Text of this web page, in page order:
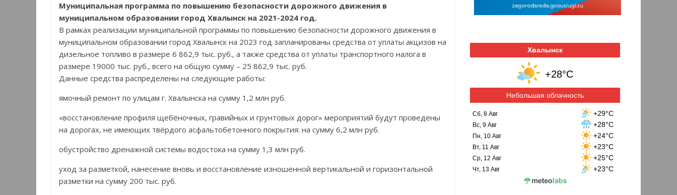
Муниципальная программа по повышению безопасности дорожного движения в
муниципальном образовании город Хвалынск на 2021-2024 год.
В рамках реализации муниципальной программы по повышению безопасности дорожного движения в
муниципальном образовании город Хвалынск на 2023 год запланированы средства от уплаты акцизов на
дизельное топливо в размере 6 862,9 тыс. руб., а также средства от уплаты транспортного налога в
размере 19000 тыс. руб., всего на общую сумму – 25 862,9 тыс. руб.
Данные средства распределены на следующие работы:
ямочный ремонт по улицам г. Хвалынска на сумму 1,2 млн руб.
«восстановление профиля щебёночных, гравийных и грунтовых дорог» мероприятий будут проведены
на дорогах, не имеющих твёрдого асфальтобетонного покрытия: на сумму 6,2 млн руб.
обустройство дренажной системы водостока на сумму 1,3 млн руб.
уход за разметкой, нанесение вновь и восстановление изношенной вертикальной и горизонтальной
разметки на сумму 200 тыс. руб.
Хвалынск
+28°C
Небольшая облачность
Сб, 8 Авг +29°C
Вс, 9 Авг +28°C
Пн, 10 Авг +24°C
Вт, 11 Авг +23°C
Ср, 12 Авг +25°C
Чт, 13 Авг +23°C